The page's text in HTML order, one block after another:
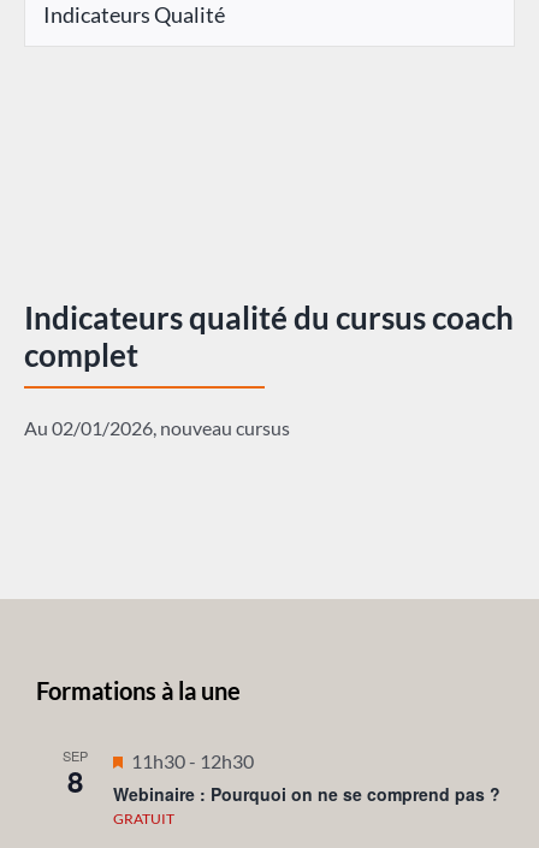
Indicateurs Qualité
Indicateurs qualité du cursus coach
complet
Au 02/01/2026, nouveau cursus
Formations à la une
SEP
8
Mis
en
avant
11h30- 12h30
Webinaire : Pourquoi on ne se comprend pas ?
GRATUIT